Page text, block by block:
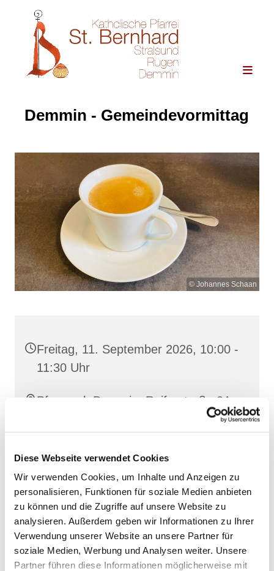
Diese Webseite verwendet Cookies
Wir verwenden Cookies, um Inhalte und Anzeigen zu
personalisieren, Funktionen für soziale Medien anbieten
zu können und die Zugriffe auf unsere Website zu
analysieren. Außerdem geben wir Informationen zu Ihrer
Verwendung unserer Website an unsere Partner für
soziale Medien, Werbung und Analysen weiter. Unsere
Partner führen diese Informationen möglicherweise mit
Demmin - Gemeindevormittag
© Johannes Schaan
Freitag, 11. September 2026, 10:00 -
11:30 Uhr
Pfarrsaal, Demmin, Reiferstraße 2A,